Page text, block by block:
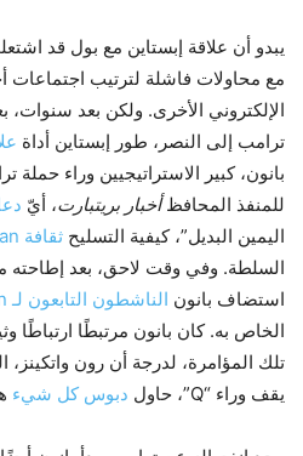
يبدو أن علاقة إبستاين مع بول قد
مع محاولات فاشلة لترتيب اجتماعات
ترامب إلى النصر، طور إبستاين أداة
للمنفذ المحافظأخبار بريتبارت، أيّ
اليمين البديل”، كيفية التسليح ثقافة 4chan
استضاف بانون الناشطون التابعون لـ QAnon
الخاص به. كان بانون مرتبطًا ارتباطًا
تلك المؤامرة، لدرجة أن رون واتكينز،
يقف وراء “Q”، حاول
دبوس كل شيء